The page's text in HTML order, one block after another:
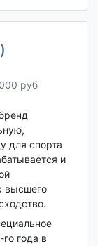
руб
для спорта
и
высшего
года в